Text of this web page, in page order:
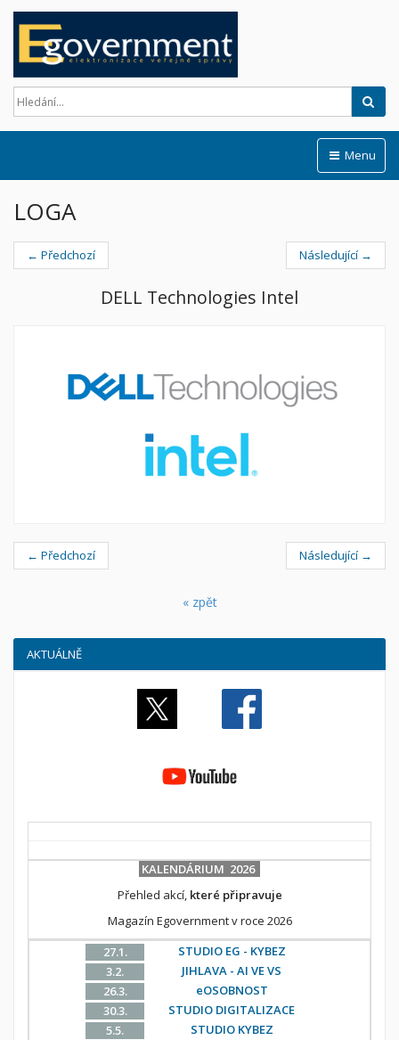
Menu
LOGA
← Předchozí Následující →
DELL Technologies Intel
← Předchozí Následující →
« zpět
AKTUÁLNĚ
KALENDÁRIUM 2026
Přehled akcí, které připravuje
Magazín Egovernment v roce 2026
27.1.
STUDIO EG - KYBEZ
3.2.
JIHLAVA - AI VE VS
26.3.
eOSOBNOST
30.3.
STUDIO DIGITALIZACE
5.5.
STUDIO KYBEZ